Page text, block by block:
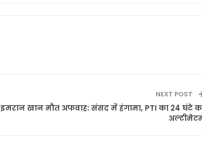
NEXT POST
इमरान खान मौत अफवाह: संसद में हंगामा, PTI का 24 घंटे